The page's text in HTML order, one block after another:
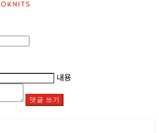
내용
댓글 쓰기